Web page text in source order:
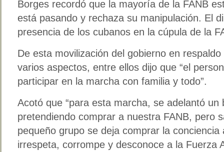
Borges recordó que la mayoría de la FANB
está pasando y rechaza su manipulación. El
presencia de los cubanos en la cúpula de la
De esta movilización del gobierno en
varios aspectos, entre ellos dijo que “el
participar en la marcha con familia y todo”.
Acotó que “para esta marcha, se adelantó un
pretendiendo comprar a nuestra FANB, pero
pequeño grupo se deja comprar la
irrespeta, corrompe y desconoce a la Fuerza